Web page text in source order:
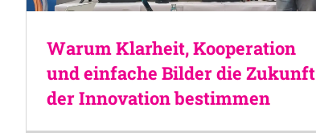
Warum Klarheit, Kooperation
und einfache Bilder die Zukunft
der Innovation bestimmen